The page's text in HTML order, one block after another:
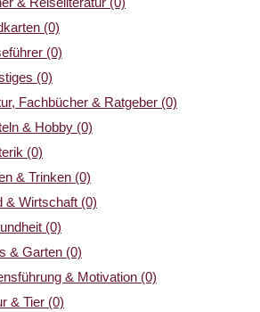
(0)
(0)
(0)
Fachbücher & Ratgeber (0)
& Hobby (0)
(0)
& Trinken (0)
& Wirtschaft (0)
(0)
& Garten (0)
& Motivation (0)
& Tier (0)